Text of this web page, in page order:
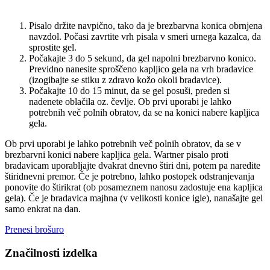
Pisalo držite navpično, tako da je brezbarvna konica obrnjena
navzdol. Počasi zavrtite vrh pisala v smeri urnega kazalca, da
sprostite gel.
Počakajte 3 do 5 sekund, da gel napolni brezbarvno konico.
Previdno nanesite sproščeno kapljico gela na vrh bradavice
(izogibajte se stiku z zdravo kožo okoli bradavice).
Počakajte 10 do 15 minut, da se gel posuši, preden si
nadenete oblačila oz. čevlje. Ob prvi uporabi je lahko
potrebnih več polnih obratov, da se na konici nabere kapljica
gela.
Ob prvi uporabi je lahko potrebnih več polnih obratov, da se v
brezbarvni konici nabere kapljica gela. Wartner pisalo proti
bradavicam uporabljajte dvakrat dnevno štiri dni, potem pa naredite
štiridnevni premor. Če je potrebno, lahko postopek odstranjevanja
ponovite do štirikrat (ob posameznem nanosu zadostuje ena kapljica
gela). Če je bradavica majhna (v velikosti konice igle), nanašajte gel
samo enkrat na dan.
Prenesi brošuro
Značilnosti izdelka